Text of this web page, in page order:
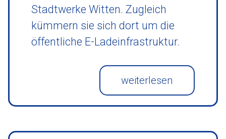
Stadtwerke Witten. Zugleich
kümmern sie sich dort um die
öffentliche E-Ladeinfrastruktur.
weiterlesen